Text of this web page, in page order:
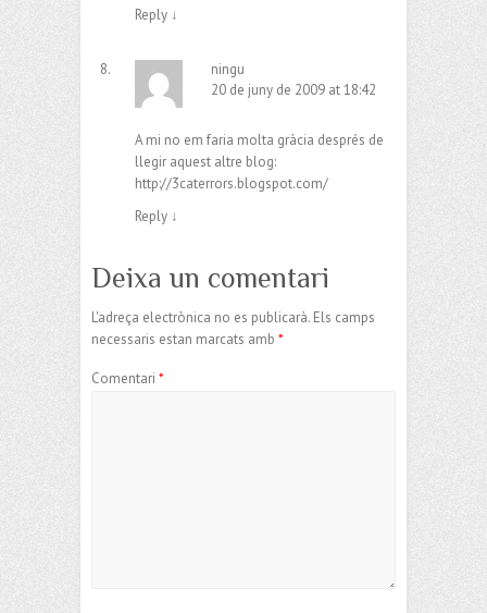
Reply ↓
ningu
20 de juny de 2009 at 18:42
A mi no em faria molta gràcia després de
llegir aquest altre blog:
http://3caterrors.blogspot.com/
Reply ↓
Deixa un comentari
L'adreça electrònica no es publicarà. Els camps
necessaris estan marcats amb *
Comentari *